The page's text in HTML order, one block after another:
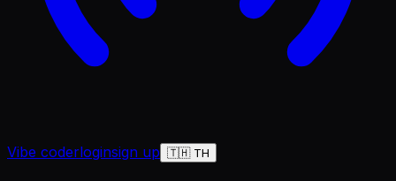
Vibe coderloginsign up 🇹🇭 TH